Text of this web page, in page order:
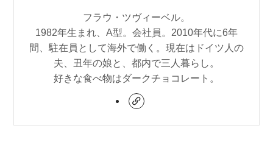
フラウ・ツヴィーベル。
1982年生まれ、A型。会社員。2010年代に6年
間、駐在員として海外で働く。現在はドイツ人の
夫、丑年の娘と、都内で三人暮らし。
好きな食べ物はダークチョコレート。